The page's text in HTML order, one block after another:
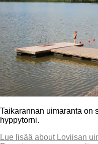
Taikarannan uimaranta on
hyppytorni.
Lue lisää about Loviisan